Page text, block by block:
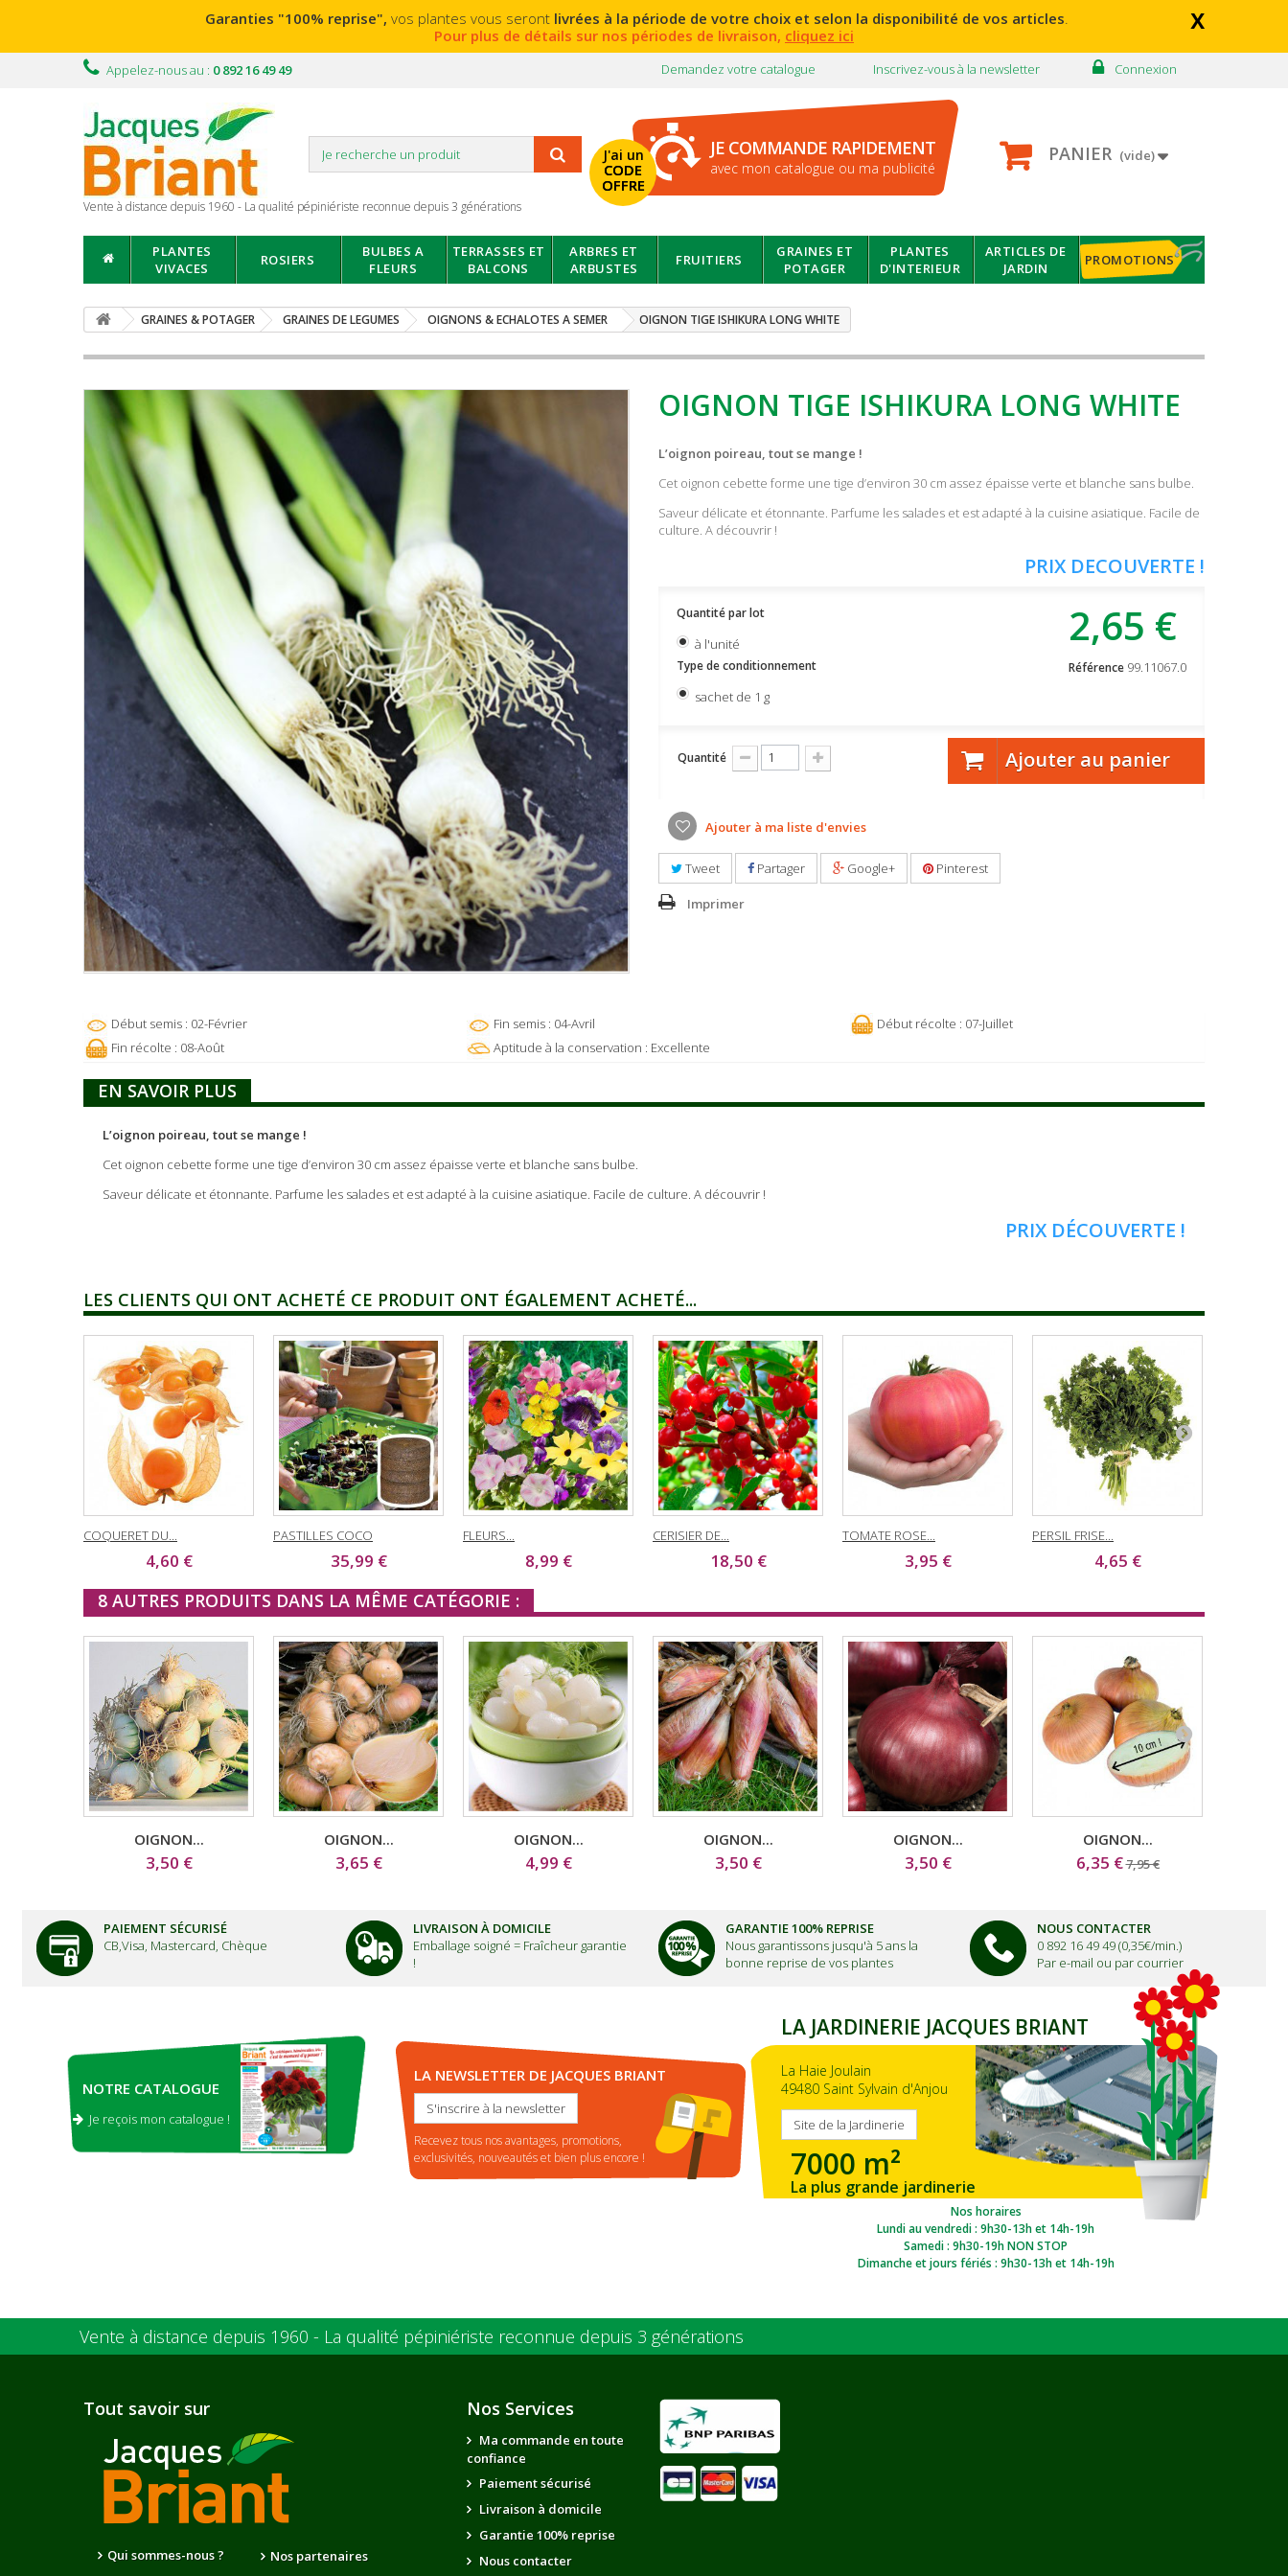
x
Garanties "100% reprise", vos plantes vous seront livrées à la période de votre choix et selon la disponibilité de vos articles.
Pour plus de détails sur nos périodes de livraison, cliquez ici
Connexion
Inscrivez-vous à la newsletter
Demandez votre catalogue
Appelez-nous au : 0 892 16 49 49
Vente à distance depuis 1960 - La qualité pépiniériste reconnue depuis 3 générations
J'ai un
CODE
OFFRE
JE COMMANDE RAPIDEMENT
avec mon catalogue ou ma publicité
PANIER (vide)
PLANTES
VIVACES
ROSIERS
BULBES A
FLEURS
TERRASSES ET
BALCONS
ARBRES ET
ARBUSTES
FRUITIERS
GRAINES ET
POTAGER
PLANTES
D'INTERIEUR
ARTICLES DE
JARDIN
PROMOTIONS
GRAINES & POTAGER GRAINES DE LEGUMES OIGNONS & ECHALOTES A SEMER OIGNON TIGE ISHIKURA LONG WHITE
OIGNON TIGE ISHIKURA LONG WHITE
L’oignon poireau, tout se mange !
Cet oignon cebette forme une tige d’environ 30 cm assez épaisse verte et blanche sans bulbe.
Saveur délicate et étonnante. Parfume les salades et est adapté à la cuisine asiatique. Facile de
culture. A découvrir !
PRIX DECOUVERTE !
2,65 €
Référence 99.11067.0
Quantité par lot
à l'unité
Type de conditionnement
sachet de 1 g
Quantité Ajouter au panier
Ajouter à ma liste d'envies
Tweet Partager Google+ Pinterest
Imprimer
Début semis : 02-Février Fin semis : 04-Avril
Début récolte : 07-Juillet
Fin récolte : 08-Août
Aptitude à la conservation : Excellente
EN SAVOIR PLUS
L’oignon poireau, tout se mange !
Cet oignon cebette forme une tige d’environ 30 cm assez épaisse verte et blanche sans bulbe.
Saveur délicate et étonnante. Parfume les salades et est adapté à la cuisine asiatique. Facile de culture. A découvrir !
PRIX DÉCOUVERTE !
LES CLIENTS QUI ONT ACHETÉ CE PRODUIT ONT ÉGALEMENT ACHETÉ...
COQUERET DU...
4,60 €
PASTILLES COCO
35,99 €
FLEURS...
8,99 €
CERISIER DE...
18,50 €
TOMATE ROSE...
3,95 €
PERSIL FRISE...
4,65 €
8 AUTRES PRODUITS DANS LA MÊME CATÉGORIE :
OIGNON...
3,50 €
OIGNON...
3,65 €
OIGNON...
4,99 €
OIGNON...
3,50 €
OIGNON...
3,50 €
OIGNON...
6,35 €7,95 €
PAIEMENT SÉCURISÉ
CB,Visa, Mastercard, Chèque
LIVRAISON À DOMICILE
Emballage soigné = Fraîcheur garantie
!
GARANTIE 100% REPRISE
Nous garantissons jusqu'à 5 ans la
bonne reprise de vos plantes
NOUS CONTACTER
0 892 16 49 49 (0,35€/min.)
Par e-mail ou par courrier
NOTRE CATALOGUE
Je reçois mon catalogue !
LA NEWSLETTER DE JACQUES BRIANT
S'inscrire à la newsletter
Recevez tous nos avantages, promotions,
exclusivités, nouveautés et bien plus encore !
LA JARDINERIE JACQUES BRIANT
La Haie Joulain
49480 Saint Sylvain d'Anjou
Site de la Jardinerie
7000 m²
La plus grande jardinerie
de la région Ouest
Nos horaires
Lundi au vendredi : 9h30-13h et 14h-19h
Samedi : 9h30-19h NON STOP
Dimanche et jours fériés : 9h30-13h et 14h-19h
Vente à distance depuis 1960 - La qualité pépiniériste reconnue depuis 3 générations
Tout savoir sur
Qui sommes-nous ?
Nos partenaires
Nos Services
Ma commande en toute
confiance
Paiement sécurisé
Livraison à domicile
Garantie 100% reprise
Nous contacter